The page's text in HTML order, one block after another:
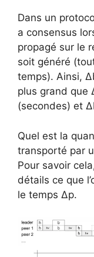
Dans un
a consensus
propagé sur le
soit généré
temps). Ainsi,
plus grand que
(secondes) et
Quel est la
transporté par
Pour savoir
détails ce que
le temps Δp.